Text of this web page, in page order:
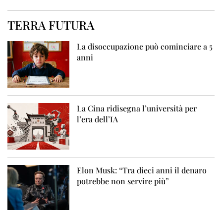
TERRA FUTURA
La disoccupazione può cominciare a 5
anni
La Cina ridisegna l’università per
l’era dell’IA
Elon Musk: “Tra dieci anni il denaro
potrebbe non servire più”